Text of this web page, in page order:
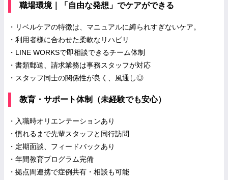
職場環境｜「自由な発想」でケアができる
・リベルケアの特徴は、マニュアルに縛られすぎないケア。
・利用者様に合わせた柔軟なリハビリ
・LINE WORKSで即相談できるチーム体制
・書類郵送、請求業務は事務スタッフが対応
・スタッフ同士の関係性が良く、風通し◎
教育・サポート体制（未経験でも安心）
・入職時オリエンテーションあり
・慣れるまで先輩スタッフと同行訪問
・定期面談、フィードバックあり
・年間教育プログラム完備
・拠点間連携で症例共有・相談も可能